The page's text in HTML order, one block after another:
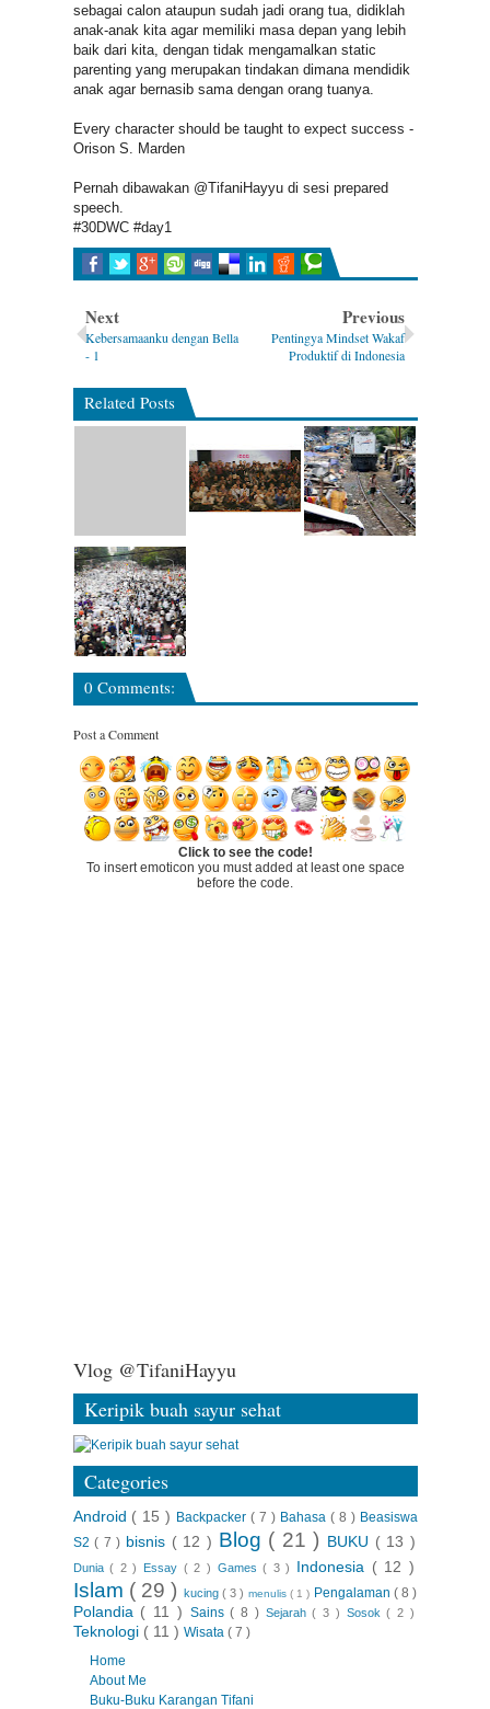
sebagai calon ataupun sudah jadi orang tua, didiklah
anak-anak kita agar memiliki masa depan yang lebih
baik dari kita, dengan tidak mengamalkan static
parenting yang merupakan tindakan dimana mendidik
anak agar bernasib sama dengan orang tuanya.
Every character should be taught to expect success -
Orison S. Marden
Pernah dibawakan @TifaniHayyu di sesi prepared
speech.
#30DWC #day1
Next
Kebersamaanku dengan Bella
- 1
Previous
Pentingya Mindset Wakaf
Produktif di Indonesia
Related Posts
0 Comments:
Post a Comment
Click to see the code!
To insert emoticon you must added at least one space
before the code.
Vlog @TifaniHayyu
Keripik buah sayur sehat
Categories
Android ( 15 ) Backpacker( 7 ) Bahasa ( 8 ) Beasiswa
S2( 7 ) bisnis ( 12 ) Blog ( 21 ) BUKU ( 13 )
Dunia( 2 ) Essay ( 2 ) Games( 3 ) Indonesia ( 12 )
Islam ( 29 ) kucing ( 3 ) menulis ( 1 ) Pengalaman ( 8 )
Polandia ( 11 ) Sains( 8 ) Sejarah( 3 ) Sosok( 2 )
Teknologi ( 11 ) Wisata ( 7 )
Home
About Me
Buku-Buku Karangan Tifani